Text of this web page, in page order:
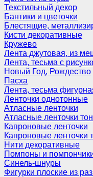
Текстильный декор
Бантики и цветочки
Блестящие,
Кисти декоративные
Кружево
Лента джутовая, из
Лента, тесьма с
Новый Год, Рождество
Пасха
Лента, тесьма
Ленточки однотонные
Атласные ленточки
Атласные ленточки
Капроновые ленточки
Капроновые ленточки
Нити декоративные
Помпоны и
Синель-шнуры
Фигурки плоские из